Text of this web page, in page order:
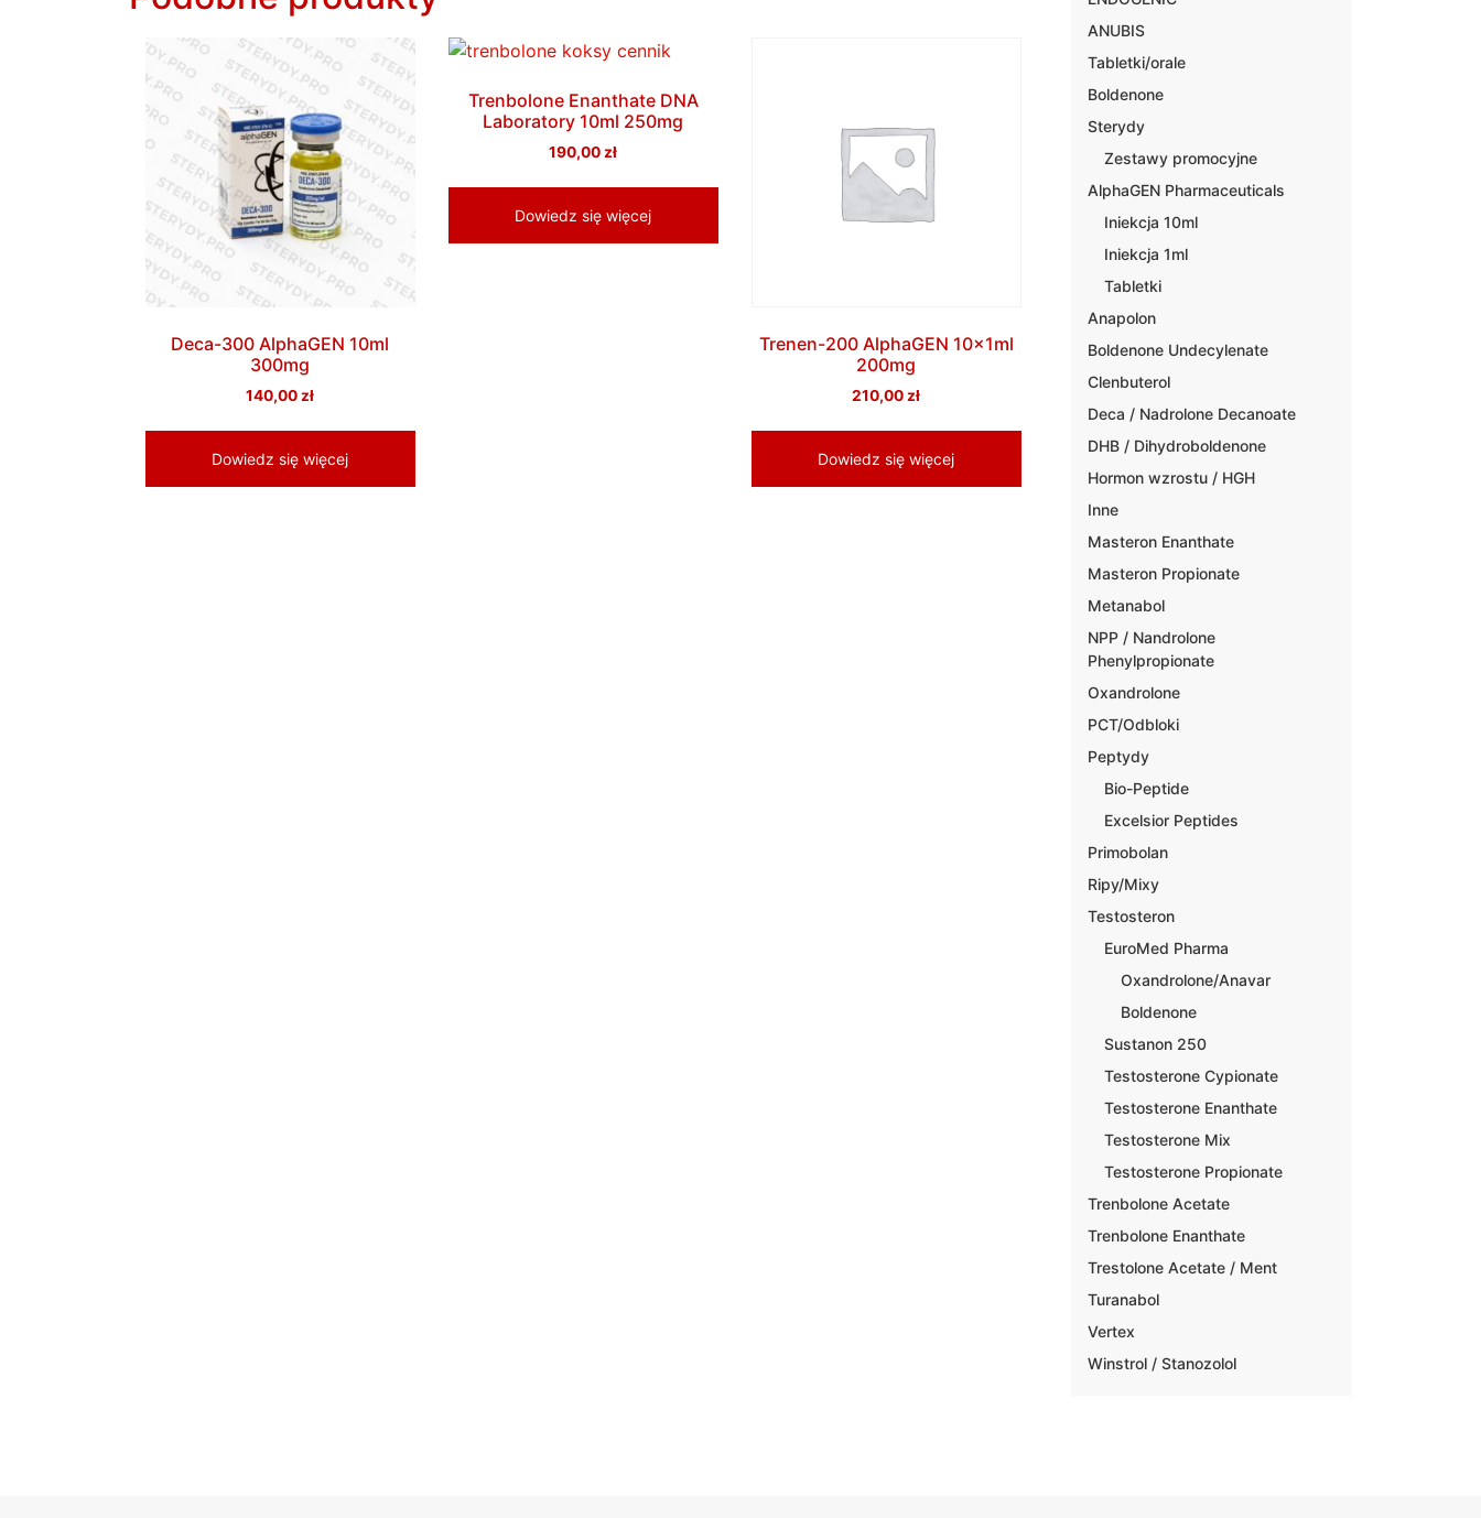
Deca-300 AlphaGEN 10ml
300mg
140,00 zł
Dowiedz się więcej
Trenbolone Enanthate DNA
Laboratory 10ml 250mg
190,00 zł
Dowiedz się więcej
Trenen-200 AlphaGEN 10x1ml
200mg
210,00 zł
Dowiedz się więcej
ANUBIS
Tabletki/orale
Boldenone
Sterydy
Zestawy promocyjne
AlphaGEN Pharmaceuticals
Iniekcja 10ml
Iniekcja 1ml
Tabletki
Anapolon
Boldenone Undecylenate
Clenbuterol
Deca / Nadrolone Decanoate
DHB / Dihydroboldenone
Hormon wzrostu / HGH
Inne
Masteron Enanthate
Masteron Propionate
Metanabol
NPP / Nandrolone
Phenylpropionate
Oxandrolone
PCT/Odbloki
Peptydy
Bio-Peptide
Excelsior Peptides
Primobolan
Ripy/Mixy
Testosteron
EuroMed Pharma
Oxandrolone/Anavar
Boldenone
Sustanon 250
Testosterone Cypionate
Testosterone Enanthate
Testosterone Mix
Testosterone Propionate
Trenbolone Acetate
Trenbolone Enanthate
Trestolone Acetate / Ment
Turanabol
Vertex
Winstrol / Stanozolol